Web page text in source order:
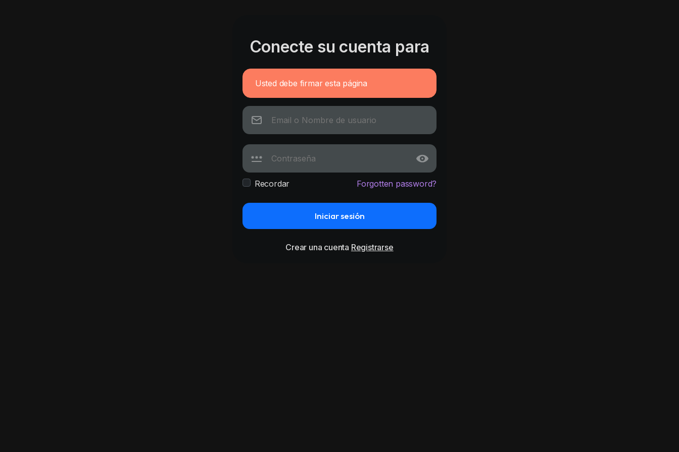
Conecte su cuenta para
Usted debe firmar esta página
Recordar Forgotten password?
Iniciar sesión
Crear una cuenta Registrarse